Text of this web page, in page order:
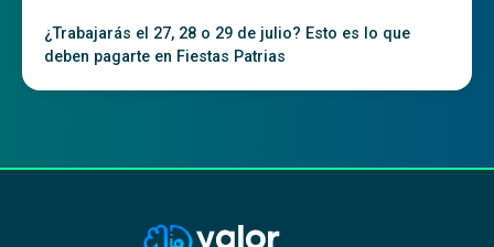
¿Trabajarás el 27, 28 o 29 de julio? Esto es lo que
deben pagarte en Fiestas Patrias